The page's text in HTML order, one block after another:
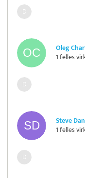
Oleg
1 felles
Steve
1 felles